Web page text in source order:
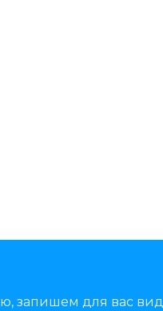
запишем для вас